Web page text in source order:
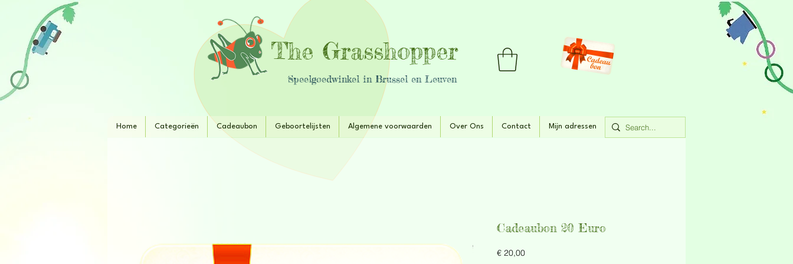
The Grasshopper
Speelgoedwinkel in Brussel en Leuven
Home Categorieën Cadeaubon Geboortelijsten Algemene voorwaarden Over Ons Contact Mijn adressen
Cadeaubon 20 Euro
€ 20,00Prijs